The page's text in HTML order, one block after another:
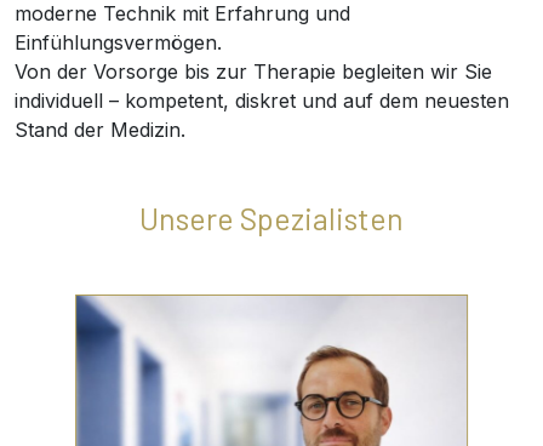
moderne Technik mit Erfahrung und
Einfühlungsvermögen.
Von der Vorsorge bis zur Therapie begleiten wir Sie
individuell – kompetent, diskret und auf dem neuesten
Stand der Medizin.
Unsere Spezialisten